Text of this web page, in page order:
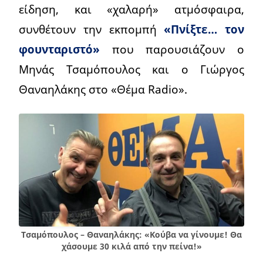
είδηση, και «χαλαρή» ατμόσφαιρα,
συνθέτουν την εκπομπή«Πνίξτε… τον
φουνταριστό» που παρουσιάζουν ο
Μηνάς Τσαμόπουλος και ο Γιώργος
Θαναηλάκης στο «Θέμα Radio».
Τσαμόπουλος – Θαναηλάκης: «Κούβα να γίνουμε! Θα
χάσουμε 30 κιλά από την πείνα!»